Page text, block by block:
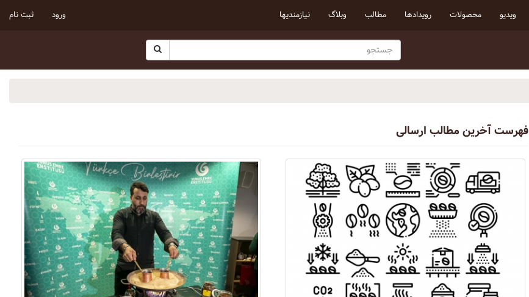
ویدیو محصولات رویداد‌ها مطالب وبلاگ نیازمندیها ورود ثبت نام
فهرست آخرین مطالب ارسالی